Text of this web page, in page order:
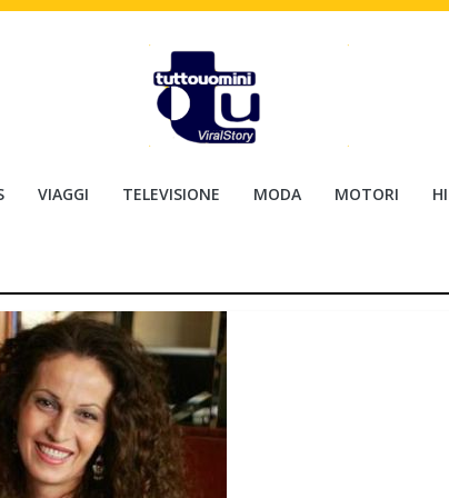
VIAGGI TELEVISIONE MODA MOTORI